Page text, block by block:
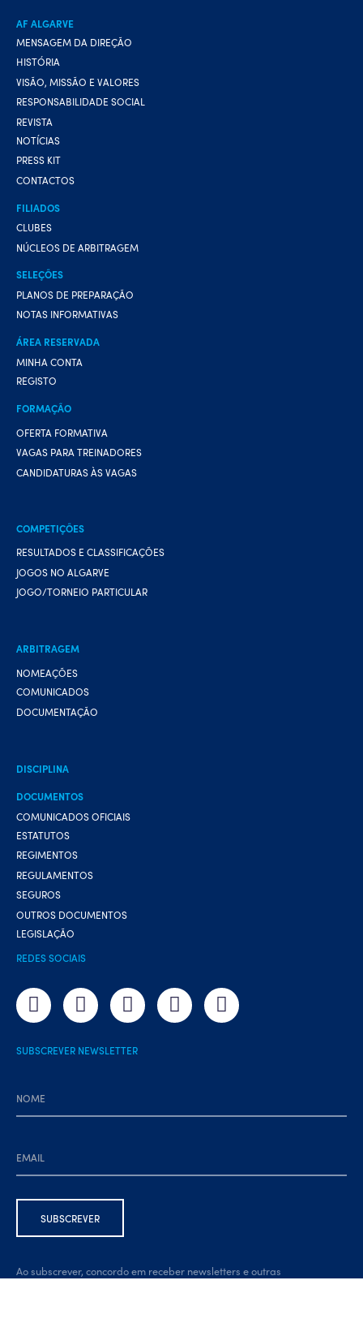
AF ALGARVE
MENSAGEM DA DIREÇÃO
HISTÓRIA
VISÃO, MISSÃO E VALORES
RESPONSABILIDADE SOCIAL
REVISTA
NOTÍCIAS
PRESS KIT
CONTACTOS
FILIADOS
CLUBES
NÚCLEOS DE ARBITRAGEM
SELEÇÕES
PLANOS DE PREPARAÇÃO
NOTAS INFORMATIVAS
ÁREA RESERVADA
MINHA CONTA
REGISTO
FORMAÇÃO
OFERTA FORMATIVA
VAGAS PARA TREINADORES
CANDIDATURAS ÀS VAGAS
COMPETIÇÕES
RESULTADOS E CLASSIFICAÇÕES
JOGOS NO ALGARVE
JOGO/TORNEIO PARTICULAR
ARBITRAGEM
NOMEAÇÕES
COMUNICADOS
DOCUMENTAÇÃO
DISCIPLINA
DOCUMENTOS
COMUNICADOS OFICIAIS
ESTATUTOS
REGIMENTOS
REGULAMENTOS
SEGUROS
OUTROS DOCUMENTOS
LEGISLAÇÃO
REDES SOCIAIS
SUBSCREVER NEWSLETTER
Ao subscrever, concordo em receber newsletters e outras